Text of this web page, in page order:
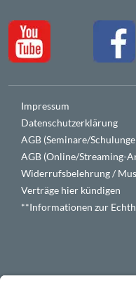
Impressum
Datenschutzerklärung
AGB (Seminare/
AGB (Online/Streaming-
Widerrufsbelehrung /
Verträge hier kündigen
**Informationen zur